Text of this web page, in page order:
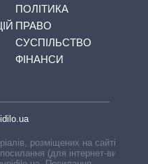
ПОЛІТИКА
ПРАВО
СУСПІЛЬСТВО
ФІНАНСИ
розміщених на сайті,
(для інтернет-видань